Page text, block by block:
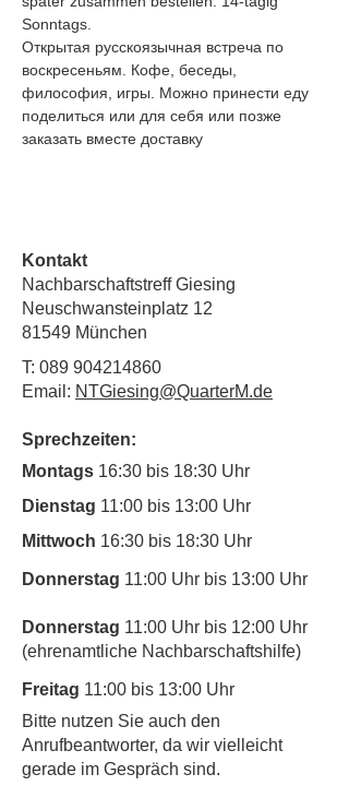
Sonntags.
Открытая русскоязычная встреча по
воскресеньям. Кофе, беседы,
философия, игры. Можно принести еду
поделиться или для себя или позже
заказать вместе доставку
Kontakt
Nachbarschaftstreff Giesing
Neuschwansteinplatz 12
81549 München
T: 089 904214860
Email: NTGiesing@QuarterM.de
Sprechzeiten:
Montags 16:30 bis 18:30 Uhr
Dienstag 11:00 bis 13:00 Uhr
Mittwoch 16:30 bis 18:30 Uhr
Donnerstag 11:00 Uhr bis 13:00 Uhr
Donnerstag 11:00 Uhr bis 12:00 Uhr
(ehrenamtliche Nachbarschaftshilfe)
Freitag 11:00 bis 13:00 Uhr
​Bitte nutzen Sie auch den
Anrufbeantworter, da wir vielleicht
gerade im Gespräch sind.